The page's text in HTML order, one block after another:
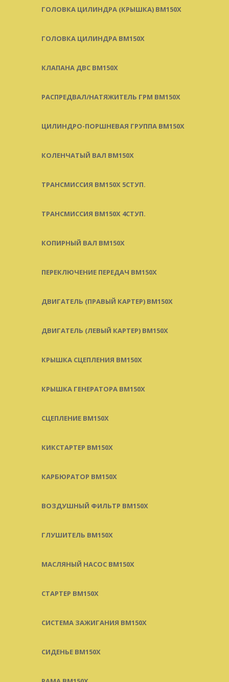
ГОЛОВКА ЦИЛИНДРА (КРЫШКА) BM150X
ГОЛОВКА ЦИЛИНДРА BM150X
КЛАПАНА ДВС BM150X
РАСПРЕДВАЛ/НАТЯЖИТЕЛЬ ГРМ BM150X
ЦИЛИНДРО-ПОРШНЕВАЯ ГРУППА BM150X
КОЛЕНЧАТЫЙ ВАЛ BM150X
ТРАНСМИССИЯ BM150X 5СТУП.
ТРАНСМИССИЯ BM150X 4СТУП.
КОПИРНЫЙ ВАЛ BM150X
ПЕРЕКЛЮЧЕНИЕ ПЕРЕДАЧ BM150X
ДВИГАТЕЛЬ (ПРАВЫЙ КАРТЕР) BM150X
ДВИГАТЕЛЬ (ЛЕВЫЙ КАРТЕР) BM150X
КРЫШКА СЦЕПЛЕНИЯ BM150X
КРЫШКА ГЕНЕРАТОРА BM150X
СЦЕПЛЕНИЕ BM150X
КИКСТАРТЕР BM150X
КАРБЮРАТОР BM150X
ВОЗДУШНЫЙ ФИЛЬТР BM150X
ГЛУШИТЕЛЬ BM150X
МАСЛЯНЫЙ НАСОС BM150X
СТАРТЕР BM150X
СИСТЕМА ЗАЖИГАНИЯ BM150X
СИДЕНЬЕ BM150X